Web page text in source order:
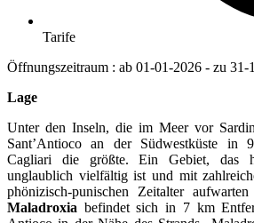
Tarife
Öffnungszeitraum : ab 01-01-2026 - zu 31-
Lage
Unter den Inseln, die im Meer vor
Sant’Antioco an der Südwestküste in
Cagliari die größte. Ein Gebiet, das
unglaublich vielfältig ist und mit
phönizisch-punischen Zeitalter
Maladroxia befindet sich in 7 km